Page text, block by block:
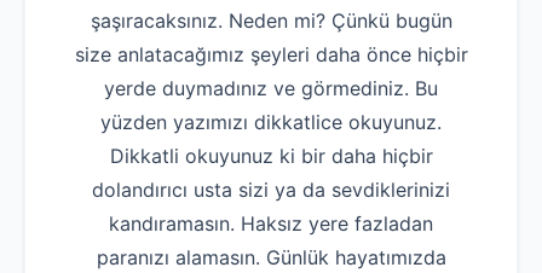
şaşıracaksınız. Neden mi? Çünkü bugün
size anlatacağımız şeyleri daha önce hiçbir
yerde duymadınız ve görmediniz. Bu
yüzden yazımızı dikkatlice okuyunuz.
Dikkatli okuyunuz ki bir daha hiçbir
dolandırıcı usta sizi ya da sevdiklerinizi
kandıramasın. Haksız yere fazladan
paranızı alamasın. Günlük hayatımızda